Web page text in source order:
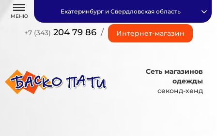
МЕНЮ
+7 (343) 204 79 86 / Интернет-магазин
Екатеринбург и Свердловская область
Сеть магазинов
одежды
секонд-хенд